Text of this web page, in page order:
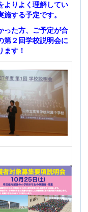
よりよく理解してい
する予定です。
った方、ご予定が合
第２回学校説明会に
ます！